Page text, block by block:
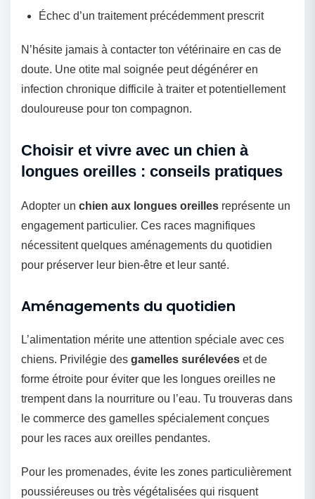
Échec d’un traitement précédemment prescrit
N’hésite jamais à contacter ton vétérinaire en cas de
doute. Une otite mal soignée peut dégénérer en
infection chronique difficile à traiter et potentiellement
douloureuse pour ton compagnon.
Choisir et vivre avec un chien à
longues oreilles : conseils pratiques
Adopter un chien aux longues oreilles représente un
engagement particulier. Ces races magnifiques
nécessitent quelques aménagements du quotidien
pour préserver leur bien-être et leur santé.
Aménagements du quotidien
L’alimentation mérite une attention spéciale avec ces
chiens. Privilégie des gamelles surélevées et de
forme étroite pour éviter que les longues oreilles ne
trempent dans la nourriture ou l’eau. Tu trouveras dans
le commerce des gamelles spécialement conçues
pour les races aux oreilles pendantes.
Pour les promenades, évite les zones particulièrement
poussiéreuses ou très végétalisées qui risquent